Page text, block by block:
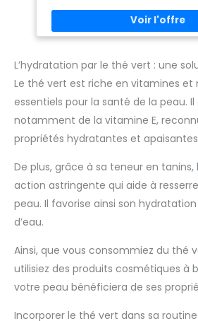
marque de thé équitable, Clipper
juste et stable à ses producteurs,
standards du label Fairtrade CONSEILS
Pour préparer votre thé à la menthe
sur le sachet, Laissez infuser durant 1 à
votre boisson NATUREL ET SAVOUREUX
sont fabriqués à partir
parfaite à chaque
L’hydratation par le thé vert : une
Le thé vert est riche en vitamines et
essentiels pour la santé de la peau.
notamment de la vitamine E,
propriétés hydratantes et
De plus, grâce à sa teneur en
action astringente qui aide à
peau. Il favorise ainsi son
d’eau.
Ainsi, que vous consommiez du thé
utilisiez des produits cosmétiques à
votre peau bénéficiera de ses
Incorporer le thé vert dans sa